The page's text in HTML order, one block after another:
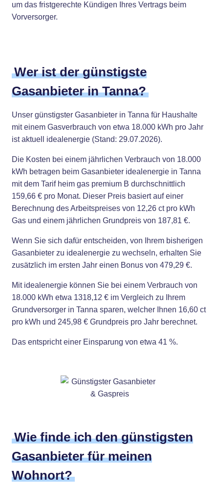
um das fristgerechte Kündigen Ihres Vertrags beim
Vorversorger.
Wer ist der günstigste
Gasanbieter in Tanna?
Unser günstigster Gasanbieter in Tanna für Haushalte
mit einem Gasverbrauch von etwa 18.000 kWh pro Jahr
ist aktuell idealenergie (Stand: 29.07.2026).
Die Kosten bei einem jährlichen Verbrauch von 18.000
kWh betragen beim Gasanbieter idealenergie in Tanna
mit dem Tarif heim gas premium B durchschnittlich
159,66 € pro Monat. Dieser Preis basiert auf einer
Berechnung des Arbeitspreises von 12,26 ct pro kWh
Gas und einem jährlichen Grundpreis von 187,81 €.
Wenn Sie sich dafür entscheiden, von Ihrem bisherigen
Gasanbieter zu idealenergie zu wechseln, erhalten Sie
zusätzlich im ersten Jahr einen Bonus von 479,29 €.
Mit idealenergie können Sie bei einem Verbrauch von
18.000 kWh etwa 1318,12 € im Vergleich zu Ihrem
Grundversorger in Tanna sparen, welcher Ihnen 16,60 ct
pro kWh und 245,98 € Grundpreis pro Jahr berechnet.
Das entspricht einer Einsparung von etwa 41 %.
Wie finde ich den günstigsten
Gasanbieter für meinen
Wohnort?